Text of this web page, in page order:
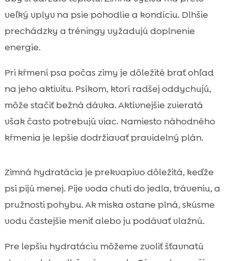
veľký vplyv na psie pohodlie a kondíciu. Dlhšie
prechádzky a tréningy vyžadujú doplnenie
energie.
Pri kŕmení psa počas zimy je dôležité brať ohľad
na jeho aktivitu. Psíkom, ktorí radšej oddychujú,
môže stačiť bežná dávka. Aktívnejšie zvieratá
však často potrebujú viac. Namiesto náhodného
kŕmenia je lepšie dodržiavať pravidelný plán.
Zimná hydratácia je prekvapivo dôležitá, keďže
psi pijú menej. Pije voda chuti do jedla, tráveniu, a
pružnosti pohybu. Ak miska ostane plná, skúsme
vodu častejšie meniť alebo ju podávať vlažnú.
Pre lepšiu hydratáciu môžeme zvoliť šťavnatú